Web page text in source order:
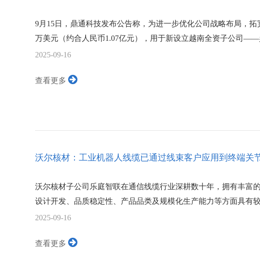
9月15日，鼎通科技发布公告称，为进一步优化公司战略布局，
万美元（约合人民币1.07亿元），用于新设立越南全资子公司
2025-09-16
查看更多
沃尔核材：工业机器人线缆已通过线束客户应用到终端关
沃尔核材子公司乐庭智联在通信线缆行业深耕数十年，拥有丰富
设计开发、品质稳定性、产品品类及规模化生产能力等方面具有
2025-09-16
查看更多